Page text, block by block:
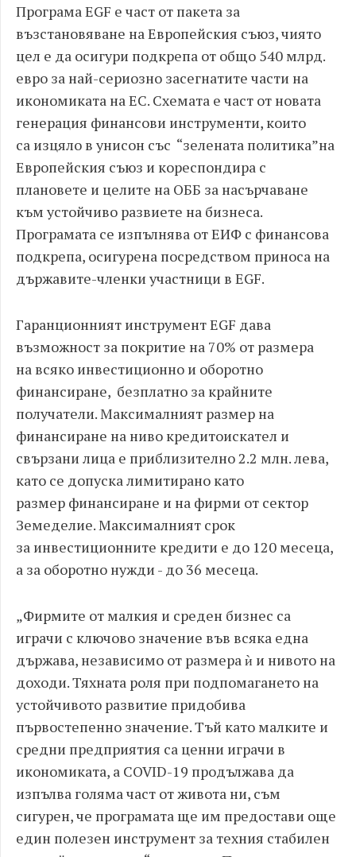
Програма EGF е част от пакета за
възстановяване на Европейския съюз, чиято
цел е да осигури подкрепа от общо 540 млрд.
евро за най-сериозно засегнатите части на
икономиката на ЕС. Схемата е част от новата
генерация финансови инструменти, които
са изцяло в унисон със “зелената политика”на
Европейския съюз и кореспондира с
плановете и целите на ОББ за насърчаване
към устойчиво развиете на бизнеса.
Програмата се изпълнява от ЕИФ с финансова
подкрепа, осигурена посредством приноса на
държавите-членки участници в EGF.
Гаранционният инструмент EGF дава
възможност за покритие на 70% от размера
на всяко инвестиционно и оборотно
финансиране, безплатно за крайните
получатели. Максималният размер на
финансиране на ниво кредитоискател и
свързани лица е приблизително 2.2 млн. лева,
като се допуска лимитирано като
размер финансиране и на фирми от сектор
Земеделие. Максималният срок
за инвестиционните кредити е до 120 месеца,
а за оборотно нужди - до 36 месеца.
„Фирмите от малкия и среден бизнес са
играчи с ключово значение във всяка една
държава, независимо от размера ѝ и нивото на
доходи. Тяхната роля при подпомагането на
устойчивото развитие придобива
първостепенно значение. Тъй като малките и
средни предприятия са ценни играчи в
икономиката, а COVID-19 продължава да
изпълва голяма част от живота ни, съм
сигурен, че програмата ще им предостави още
един полезен инструмент за техния стабилен